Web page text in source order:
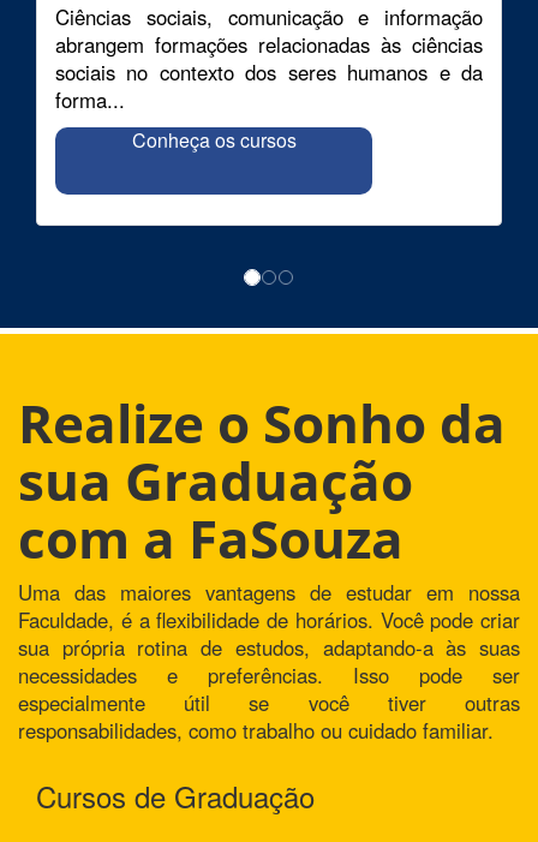
Ciências sociais, comunicação e informação
abrangem formações relacionadas às ciências
sociais no contexto dos seres humanos e da
forma...
Conheça os cursos
Realize o Sonho da
sua Graduação
com a FaSouza
Uma das maiores vantagens de estudar em nossa
Faculdade, é a flexibilidade de horários. Você pode criar
sua própria rotina de estudos, adaptando-a às suas
necessidades e preferências. Isso pode ser
especialmente útil se você tiver outras
responsabilidades, como trabalho ou cuidado familiar.
Cursos de Graduação